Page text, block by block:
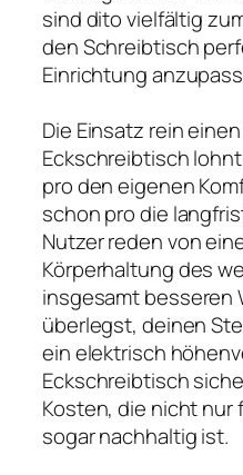
sind dito vielfältig
den Schreibtisch
Einrichtung
Die Einsatz rein
Eckschreibtisch
pro den eigenen
schon pro die
Nutzer reden von
Körperhaltung des
insgesamt besseren
überlegst, deinen
ein elektrisch
Eckschreibtisch
Kosten, die nicht nur
sogar nachhaltig ist.